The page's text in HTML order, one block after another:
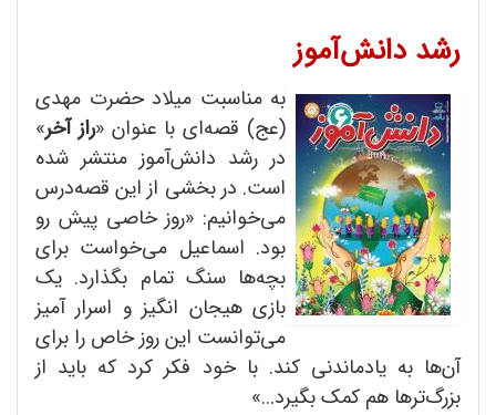
رشد دانش‌آموز
به مناسبت میلاد حضرت مهدی
(عج) قصه‌ای با عنوان «راز آخر»
در رشد دانش‌آموز منتشر شده
است. در بخشی از این قصه‌درس
می‌خوانیم: «روز خاصی پیش رو
بود. اسماعیل می‌خواست برای
بچه‌ها سنگ تمام بگذارد. یک
بازی هیجان انگیز و اسرار آمیز
می‌توانست این روز خاص را برای
آن‌ها به یادماندنی کند. با خود فکر کرد که باید از
بزرگ‌ترها هم کمک بگیرد...»